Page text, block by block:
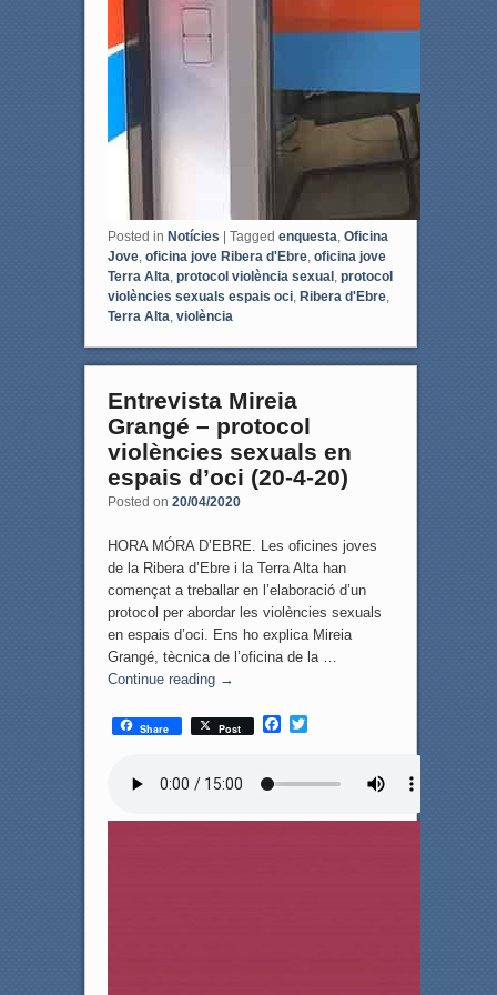
Posted in Notícies Tagged enquesta, Oficina
Jove, oficina jove Ribera d'Ebre, oficina jove
Terra Alta, protocol violència sexual , protocol
violències sexuals espais oci, Ribera d'Ebre,
Terra Alta, violència
Entrevista Mireia
Grangé – protocol
violències sexuals en
espais d’oci (20-4-20)
Posted on 20/04/2020
HORA MÓRA D’EBRE. Les oficines joves
de la Ribera d’Ebre i la Terra Alta han
començat a treballar en l’elaboració d’un
protocol per abordar les violències sexuals
en espais d’oci. Ens ho explica Mireia
Grangé, tècnica de l’oficina de la …
Continue reading →
Share Post
F
T